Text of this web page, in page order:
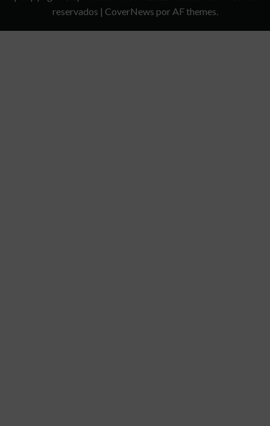
CONDICIONES
reservados | CoverNews por AF themes.